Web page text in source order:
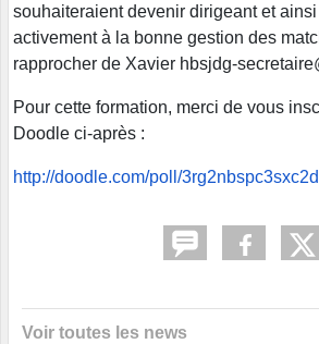
souhaiteraient devenir dirigeant et
activement à la bonne gestion des
rapprocher de Xavier hbsjdg-
Pour cette formation, merci de vous
Doodle ci-après :
http://doodle.com/poll/
Voir toutes les news